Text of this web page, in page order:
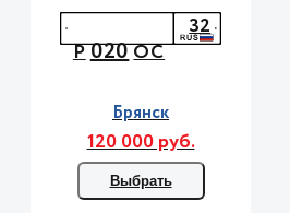
Р020ОС
32
Брянск
120 000 руб.
Выбрать